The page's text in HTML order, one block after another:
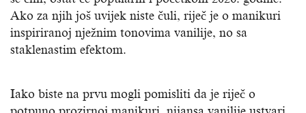
Ako za njih još uvijek niste čuli, riječ je o manikuri
inspiriranoj nježnim tonovima vanilije, no sa
staklenastim efektom.
Iako biste na prvu mogli pomisliti da je riječ o